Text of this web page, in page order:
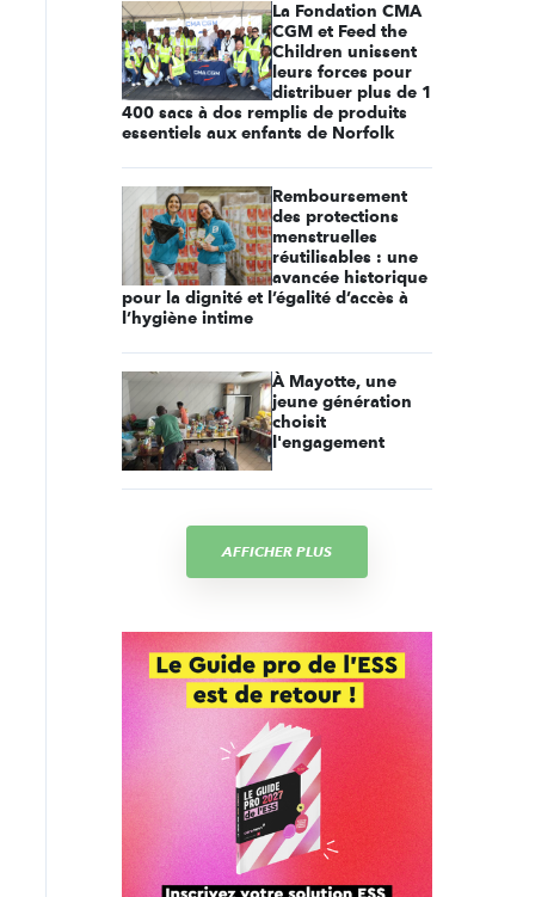
La Fondation CMA
CGM et Feed the
Children unissent
leurs forces pour
distribuer plus de 1
400 sacs à dos remplis de produits
essentiels aux enfants de Norfolk
Remboursement
des protections
menstruelles
réutilisables : une
avancée historique
pour la dignité et l’égalité d’accès à
l’hygiène intime
À Mayotte, une
jeune génération
choisit
l'engagement
AFFICHER PLUS